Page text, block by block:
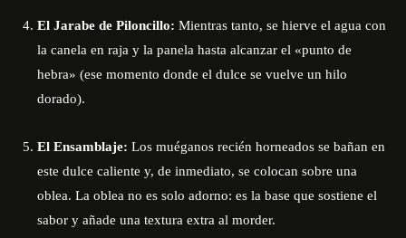
El Jarabe de Piloncillo: Mientras tanto, se hierve el agua con
la canela en raja y la panela hasta alcanzar el «punto de
hebra» (ese momento donde el dulce se vuelve un hilo
dorado).
El Ensamblaje: Los muéganos recién horneados se bañan en
este dulce caliente y, de inmediato, se colocan sobre una
oblea. La oblea no es solo adorno: es la base que sostiene el
sabor y añade una textura extra al morder.